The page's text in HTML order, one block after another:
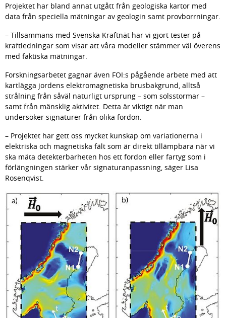
Projektet har bland annat utgått från geologiska kartor med
data från speciella mätningar av geologin samt provborrningar.
– Tillsammans med Svenska Kraftnät har vi gjort tester på
kraftledningar som visar att våra modeller stämmer väl överens
med faktiska mätningar.
Forskningsarbetet gagnar även FOI:s pågående arbete med att
kartlägga jordens elektromagnetiska brusbakgrund, alltså
strålning från såväl naturligt ursprung – som solsstormar –
samt från mänsklig aktivitet. Detta är viktigt när man
undersöker signaturer från olika fordon.
– Projektet har gett oss mycket kunskap om variationerna i
elektriska och magnetiska fält som är direkt tillämpbara när vi
ska mäta detekterbarheten hos ett fordon eller fartyg som i
förlängningen stärker vår signaturanpassning, säger Lisa
Rosenqvist.